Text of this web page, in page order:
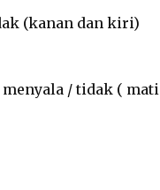
(kanan dan kiri)
/ tidak ( mati